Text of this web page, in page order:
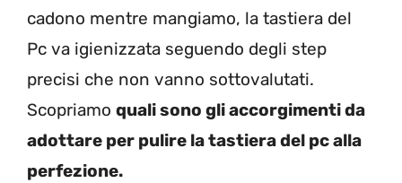
cadono mentre mangiamo, la tastiera del
Pc va igienizzata seguendo degli step
precisi che non vanno sottovalutati.
Scopriamo quali sono gli accorgimenti da
adottare per pulire la tastiera del pc alla
perfezione.